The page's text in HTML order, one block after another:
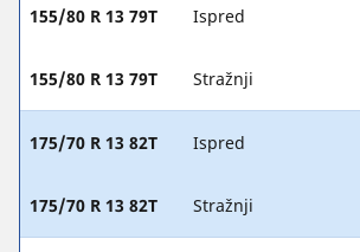
155/80 R 13 79T Ispred
155/80 R 13 79T Stražnji
175/70 R 13 82T Ispred
175/70 R 13 82T Stražnji